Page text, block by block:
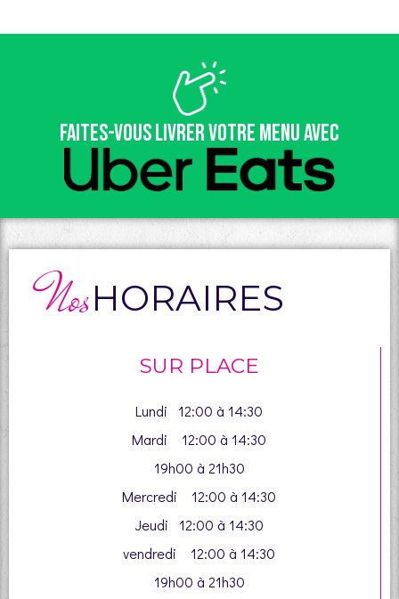
Faites-vous livrer votre menu avec
NosHORAIRES
SUR PLACE
Lundi 12:00 à 14:30
Mardi 12:00 à 14:30
19h00 à 21h30
Mercredi 12:00 à 14:30
Jeudi 12:00 à 14:30
vendredi 12:00 à 14:30
19h00 à 21h30